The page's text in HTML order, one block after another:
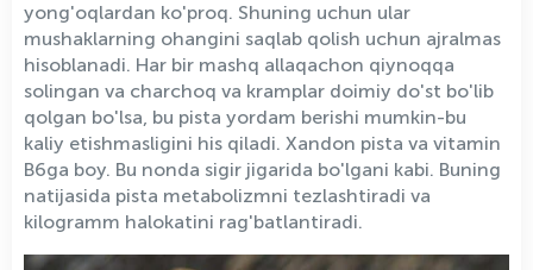
yong'oqlardan ko'proq. Shuning uchun ular
mushaklarning ohangini saqlab qolish uchun ajralmas
hisoblanadi. Har bir mashq allaqachon qiynoqqa
solingan va charchoq va kramplar doimiy do'st bo'lib
qolgan bo'lsa, bu pista yordam berishi mumkin-bu
kaliy etishmasligini his qiladi. Xandon pista va vitamin
B6ga boy. Bu nonda sigir jigarida bo'lgani kabi. Buning
natijasida pista metabolizmni tezlashtiradi va
kilogramm halokatini rag'batlantiradi.